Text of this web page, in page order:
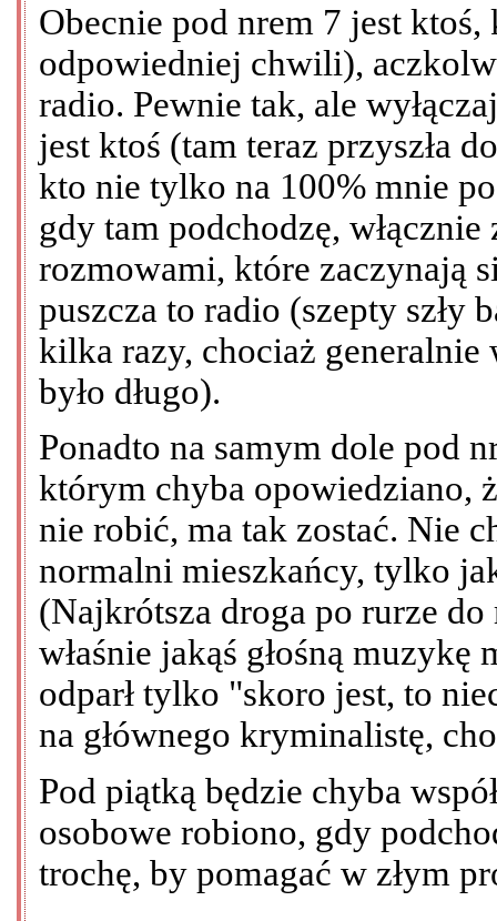
Obecnie pod nrem 7 jest
odpowiedniej chwili),
radio. Pewnie tak, ale
jest ktoś (tam teraz przyszła
kto nie tylko na 100% mnie
gdy tam podchodzę,
rozmowami, które zaczynają
puszcza to radio (szepty szły
kilka razy, chociaż generalnie
było długo).
Ponadto na samym dole pod
którym chyba opowiedziano,
nie robić, ma tak zostać. Nie
normalni mieszkańcy, tylko
(Najkrótsza droga po rurze
właśnie jakąś głośną muzykę
odparł tylko "skoro jest, to
na głównego kryminalistę,
Pod piątką będzie chyba
osobowe robiono, gdy
trochę, by pomagać w złym